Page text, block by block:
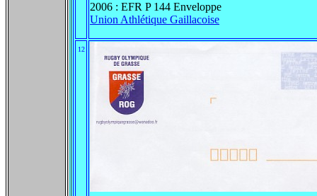
2006 : EFR P 144 Enveloppe
Union Athlétique Gaillacoise
12